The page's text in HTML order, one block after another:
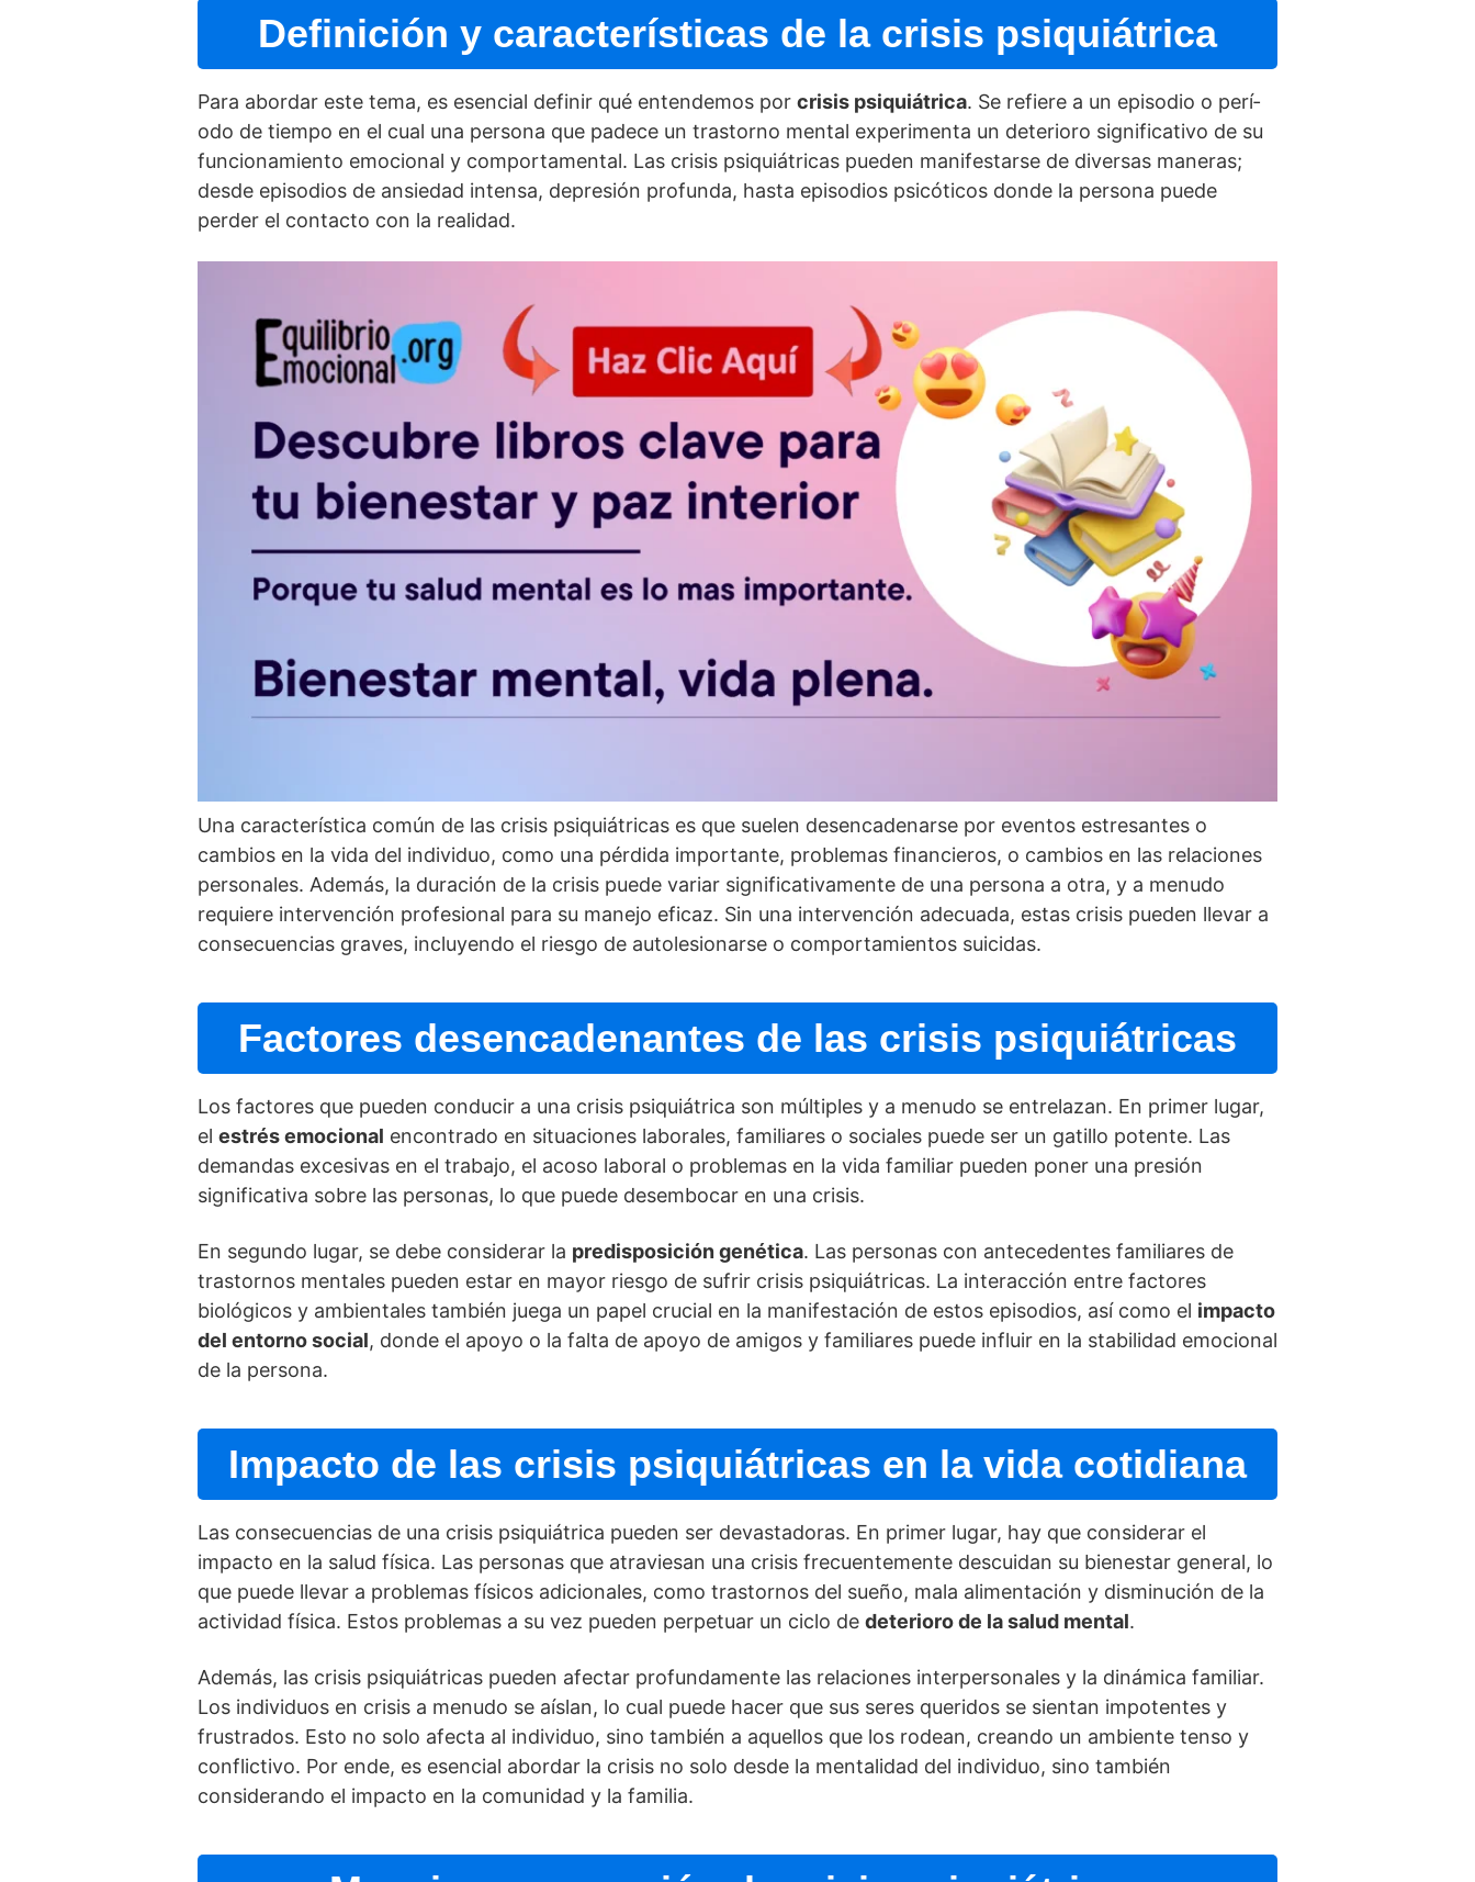
Definición y caracterí­sticas de la crisis psiquiátrica
Para abordar este tema, es esencial definir qué entendemos por crisis psiquiátrica. Se refiere a un episodio o perí­
odo de tiempo en el cual una persona que padece un trastorno mental experimenta un deterioro significativo de su
funcionamiento emocional y comportamental. Las crisis psiquiátricas pueden manifestarse de diversas maneras;
desde episodios de ansiedad intensa, depresión profunda, hasta episodios psicóticos donde la persona puede
perder el contacto con la realidad.
Una caracterí­stica común de las crisis psiquiátricas es que suelen desencadenarse por eventos estresantes o
cambios en la vida del individuo, como una pérdida importante, problemas financieros, o cambios en las relaciones
personales. Además, la duración de la crisis puede variar significativamente de una persona a otra, y a menudo
requiere intervención profesional para su manejo eficaz. Sin una intervención adecuada, estas crisis pueden llevar a
consecuencias graves, incluyendo el riesgo de autolesionarse o comportamientos suicidas.
Factores desencadenantes de las crisis psiquiátricas
Los factores que pueden conducir a una crisis psiquiátrica son múltiples y a menudo se entrelazan. En primer lugar,
el estrés emocional encontrado en situaciones laborales, familiares o sociales puede ser un gatillo potente. Las
demandas excesivas en el trabajo, el acoso laboral o problemas en la vida familiar pueden poner una presión
significativa sobre las personas, lo que puede desembocar en una crisis.
En segundo lugar, se debe considerar la predisposición genética. Las personas con antecedentes familiares de
trastornos mentales pueden estar en mayor riesgo de sufrir crisis psiquiátricas. La interacción entre factores
biológicos y ambientales también juega un papel crucial en la manifestación de estos episodios, así­ como el impacto
del entorno social, donde el apoyo o la falta de apoyo de amigos y familiares puede influir en la stabilidad emocional
de la persona.
Impacto de las crisis psiquiátricas en la vida cotidiana
Las consecuencias de una crisis psiquiátrica pueden ser devastadoras. En primer lugar, hay que considerar el
impacto en la salud fí­sica. Las personas que atraviesan una crisis frecuentemente descuidan su bienestar general, lo
que puede llevar a problemas fí­sicos adicionales, como trastornos del sueño, mala alimentación y disminución de la
actividad fí­sica. Estos problemas a su vez pueden perpetuar un ciclo de deterioro de la salud mental.
Además, las crisis psiquiátricas pueden afectar profundamente las relaciones interpersonales y la dinámica familiar.
Los individuos en crisis a menudo se aí­slan, lo cual puede hacer que sus seres queridos se sientan impotentes y
frustrados. Esto no solo afecta al individuo, sino también a aquellos que los rodean, creando un ambiente tenso y
conflictivo. Por ende, es esencial abordar la crisis no solo desde la mentalidad del individuo, sino también
considerando el impacto en la comunidad y la familia.